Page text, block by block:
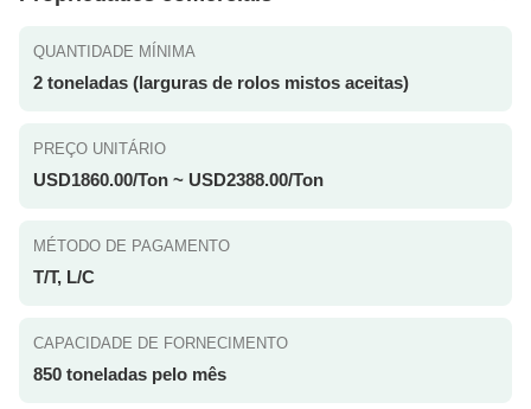
QUANTIDADE MÍNIMA
2 toneladas (larguras de rolos mistos aceitas)
PREÇO UNITÁRIO
USD1860.00/Ton ~ USD2388.00/Ton
MÉTODO DE PAGAMENTO
T/T, L/C
CAPACIDADE DE FORNECIMENTO
850 toneladas pelo mês